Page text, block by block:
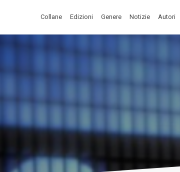
Collane Edizioni Genere Notizie Autori